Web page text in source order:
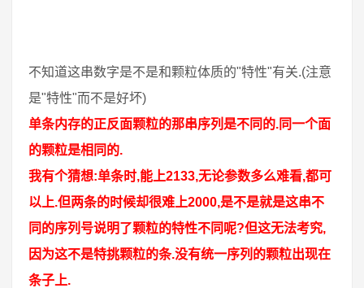
不知道这串数字是不是和颗粒体质的"特性"有关.(注意
是"特性"而不是好坏)
单条内存的正反面颗粒的那串序列是不同的.同一个面
的颗粒是相同的.
我有个猜想:单条时,能上2133,无论参数多么难看,都可
以上.但两条的时候却很难上2000,是不是就是这串不
同的序列号说明了颗粒的特性不同呢?但这无法考究,
因为这不是特挑颗粒的条.没有统一序列的颗粒出现在
条子上.